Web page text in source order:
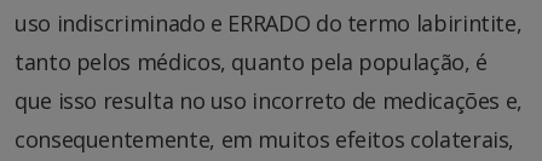
uso indiscriminado e ERRADO do termo labirintite,
tanto pelos médicos, quanto pela população, é
que isso resulta no uso incorreto de medicações e,
consequentemente, em muitos efeitos colaterais,